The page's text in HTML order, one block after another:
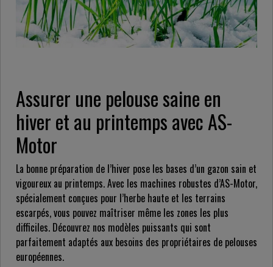
Assurer une pelouse saine en
hiver et au printemps avec AS-
Motor
La bonne préparation de l’hiver pose les bases d’un gazon sain et
vigoureux au printemps. Avec les machines robustes d’AS-Motor,
spécialement conçues pour l’herbe haute et les terrains
escarpés, vous pouvez maîtriser même les zones les plus
difficiles. Découvrez nos modèles puissants qui sont
parfaitement adaptés aux besoins des propriétaires de pelouses
européennes.